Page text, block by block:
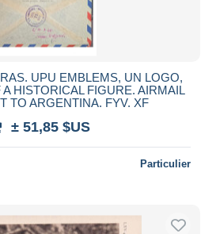
UPU EMBLEMS, UN LOGO,
HISTORICAL FIGURE. AIRMAIL
TO ARGENTINA. FYV. XF
± 51,85 $US
Particulier